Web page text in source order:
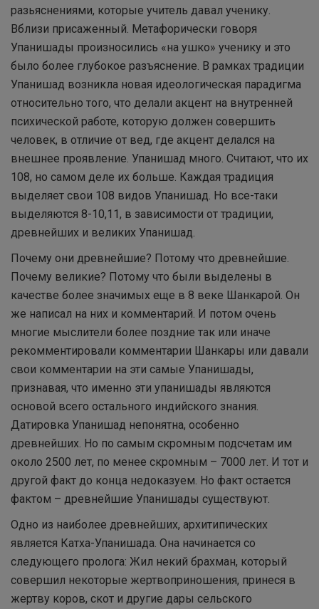
разьяснениями, которые учитель давал ученику.
Вблизи присаженный. Метафорически говоря
Упанишады произносились «на ушко» ученику и это
было более глубокое разъяснение. В рамках традиции
Упанишад возникла новая идеологическая парадигма
относительно того, что делали акцент на внутренней
психической работе, которую должен совершить
человек, в отличие от вед, где акцент делался на
внешнее проявление. Упанишад много. Считают, что их
108, но самом деле их больше. Каждая традиция
выделяет свои 108 видов Упанишад. Но все-таки
выделяются 8-10,11, в зависимости от традиции,
древнейших и великих Упанишад.
Почему они древнейшие? Потому что древнейшие.
Почему великие? Потому что были выделены в
качестве более значимых еще в 8 веке Шанкарой. Он
же написал на них и комментарий. И потом очень
многие мыслители более поздние так или иначе
рекомментировали комментарии Шанкары или давали
свои комментарии на эти самые Упанишады,
признавая, что именно эти упанишады являются
основой всего остального индийского знания.
Датировка Упанишад непонятна, особенно
древнейших. Но по самым скромным подсчетам им
около 2500 лет, по менее скромным – 7000 лет. И тот и
другой факт до конца недоказуем. Но факт остается
фактом – древнейшие Упанишады существуют.
Одно из наиболее древнейших, архитипических
является Катха-Упанишада. Она начинается со
следующего пролога: Жил некий брахман, который
совершил некоторые жертвоприношения, принеся в
жертву коров, скот и другие дары сельского